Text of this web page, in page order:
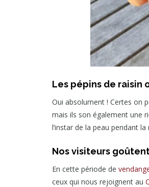
Les pépins de raisin
Oui absolument ! Certes on
mais ils son également une
l’instar de la peau pendant
Nos visiteurs
En cette période de
ceux qui nous rejoignent au